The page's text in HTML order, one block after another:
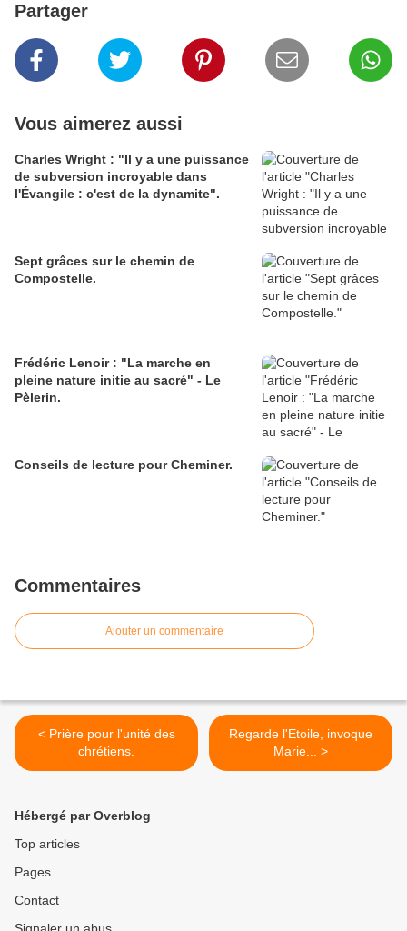
Partager
Vous aimerez aussi
Charles Wright : "Il y a une puissance
de subversion incroyable dans
l'Évangile : c'est de la dynamite".
Sept grâces sur le chemin de
Compostelle.
Frédéric Lenoir : "La marche en
pleine nature initie au sacré" - Le
Pèlerin.
Conseils de lecture pour Cheminer.
Commentaires
Ajouter un commentaire
< Prière pour l'unité des
chrétiens.
Regarde l'Etoile, invoque
Marie... >
Hébergé par Overblog
Top articles
Pages
Contact